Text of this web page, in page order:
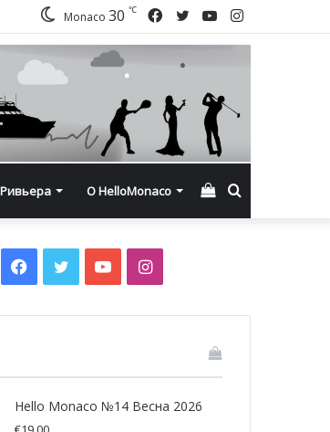
Instagram
YouTube
Twitter
Facebook
Monaco 30 ℃
Ривьера О HelloMonaco Смотреть
Facebook
TwitterYouTubeInstagram
Hello Monaco №14 Весна 2026